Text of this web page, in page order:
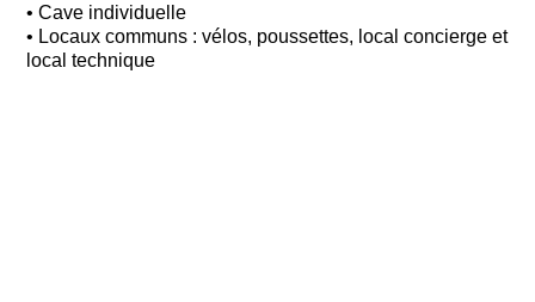
• Cave individuelle
• Locaux communs : vélos, poussettes, local concierge et
local technique